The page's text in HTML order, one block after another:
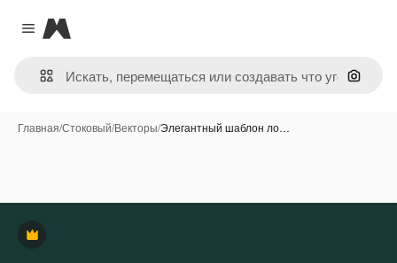
Close menu
Magnific
Поиск
Главная/Стоковый/Векторы/Элегантный шаблон ло…
Премиум